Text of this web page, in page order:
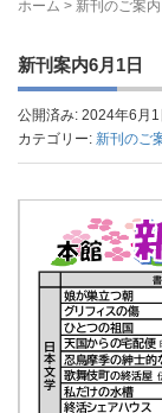
ホーム > 新刊のご案内
新刊案内6月1日
公開済み: 2024年6月1
カテゴリー: 新刊のご